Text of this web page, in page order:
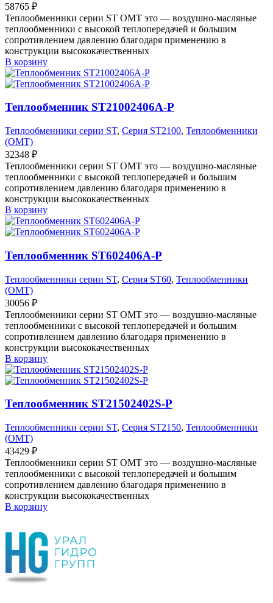
58765 ₽
Теплообменники серии ST OMT это — воздушно-масляные
теплообменники с высокой теплопередачей и большим
сопротивлением давлению благодаря применению в
конструкции высококачественных
В корзину
Теплообменник ST21002406A-P
Теплообменники серии ST, Серия ST2100, Теплообменники
(OMT)
32348 ₽
Теплообменники серии ST OMT это — воздушно-масляные
теплообменники с высокой теплопередачей и большим
сопротивлением давлению благодаря применению в
конструкции высококачественных
В корзину
Теплообменник ST602406A-P
Теплообменники серии ST, Серия ST60, Теплообменники
(OMT)
30056 ₽
Теплообменники серии ST OMT это — воздушно-масляные
теплообменники с высокой теплопередачей и большим
сопротивлением давлению благодаря применению в
конструкции высококачественных
В корзину
Теплообменник ST21502402S-P
Теплообменники серии ST, Серия ST2150, Теплообменники
(OMT)
43429 ₽
Теплообменники серии ST OMT это — воздушно-масляные
теплообменники с высокой теплопередачей и большим
сопротивлением давлению благодаря применению в
конструкции высококачественных
В корзину